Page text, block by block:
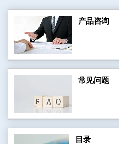
产品咨询
常见问题
目录